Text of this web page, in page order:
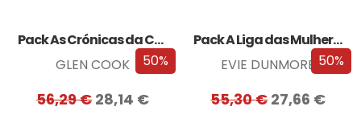
50%
Pack As Crónicas da Companhia Negra
GLEN COOK
56,29€28,14 €
50%
Pack A Liga das Mulheres Extraordinárias
EVIE DUNMORE
55,30€27,66 €